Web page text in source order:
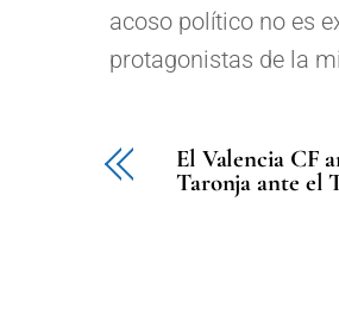
acoso político no es
protagonistas de la
El Valencia CF
Taronja ante el